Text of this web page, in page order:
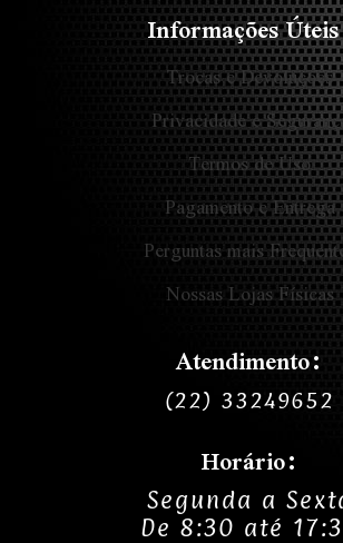
Informações
Trocas e Devoluções
Privacidade e
Termos de Uso
Pagamento e Entrega
Perguntas mais
Nossas Lojas Físicas
Atendimento:
(22) 33249652
Horário:
Segunda a
De 8:30 até